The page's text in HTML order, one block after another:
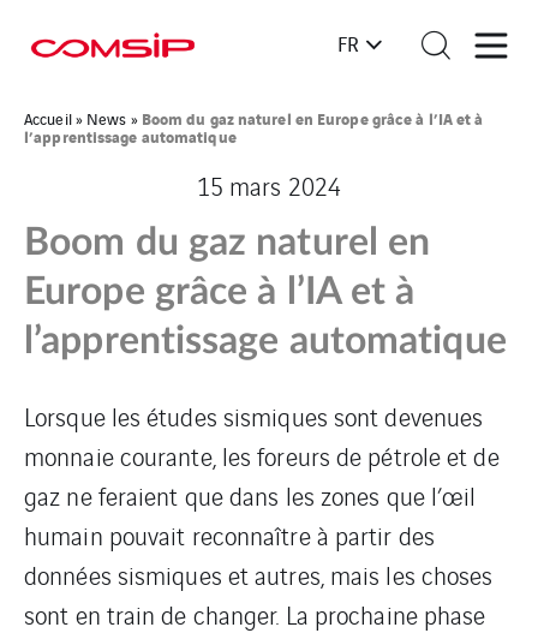
FR
Accueil» News » Boom du gaz naturel en Europe grâce à l’IA et à
l’apprentissage automatique
15 mars 2024
Boom du gaz naturel en
Europe grâce à l’IA et à
l’apprentissage automatique
Lorsque les études sismiques sont devenues
monnaie courante, les foreurs de pétrole et de
gaz ne feraient que dans les zones que l’œil
humain pouvait reconnaître à partir des
données sismiques et autres, mais les choses
sont en train de changer. La prochaine phase